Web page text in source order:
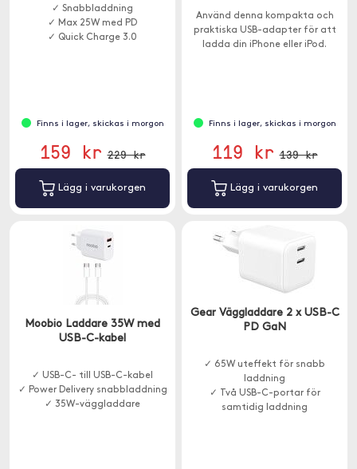
✓ Snabbladdning
✓ Max 25W med PD
✓ Quick Charge 3.0
Finns i lager, skickas i morgon
159 kr 229 kr
Lägg i varukorgen
Använd denna kompakta och
praktiska USB-adapter för att
ladda din iPhone eller iPod.
Finns i lager, skickas i morgon
119 kr 139 kr
Lägg i varukorgen
Moobio Laddare 35W med
USB-C-kabel
✓ USB-C- till USB-C-kabel
✓ Power Delivery snabbladdning
✓ 35W-väggladdare
Gear Väggladdare 2 x USB-C
PD GaN
✓ 65W uteffekt för snabb
laddning
✓ Två USB-C-portar för
samtidig laddning